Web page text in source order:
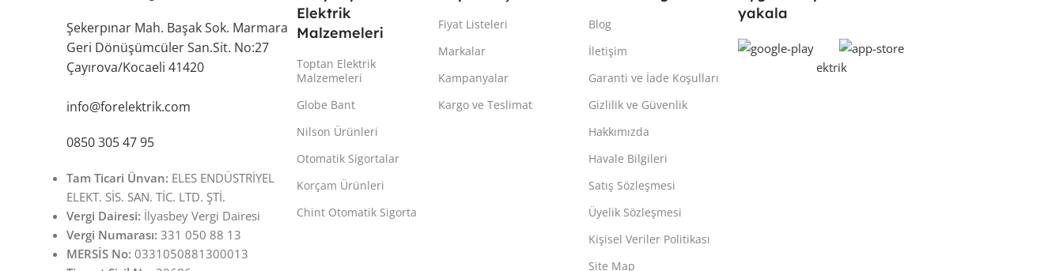
Şekerpınar Mah. Başak Sok. Marmara
Geri Dönüşümcüler San.Sit. No:27
Çayırova/Kocaeli 41420
info@forelektrik.com
0850 305 47 95
Tam Ticari Ünvan: ELES ENDÜSTRİYEL
ELEKT. SİS. SAN. TİC. LTD. ŞTİ.
Vergi Dairesi: İlyasbey Vergi Dairesi
Vergi Numarası: 331 050 88 13
MERSİS No: 0331050881300013
Elektrik
Malzemeleri
Toptan Elektrik
Malzemeleri
Globe Bant
Nilson Ürünleri
Otomatik Sigortalar
Korçam Ürünleri
Chint Otomatik Sigorta
Fiyat Listeleri
Markalar
Kampanyalar
Kargo ve Teslimat
Blog
İletişim
Garanti ve İade Koşulları
Gizlilik ve Güvenlik
Hakkımızda
Havale Bilgileri
Satış Sözleşmesi
Üyelik Sözleşmesi
Kişisel Veriler Politikası
Site Map
yakala